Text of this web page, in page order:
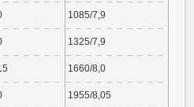
1085/7,9
1325/7,9
1660/8,0
1955/8,05